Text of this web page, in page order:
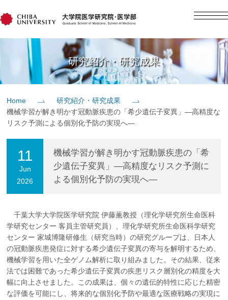
日本語
教育
入学案内
社会貢献
企業の方大学院志望の方医学部志望の方卒業生の方在学生・教員の方
お問い合わせ交通アクセス
研究紹介・研究成果
Home
研究紹介・研究成果
機械学習が解き明かす冠動脈疾患の「希少遺伝子変異」―高精度な
リスク予測による個別化予防の実現へ―
11
Jun
2026
機械学習が解き明かす冠動脈疾患の「希
少遺伝子変異」―高精度なリスク予測に
よる個別化予防の実現へ―
千葉大学大学院医学研究院 伊藤薫教授（理化学研究所生命医科
学研究センター 客員主管研究員）、理化学研究所生命医科学研究
センター 家城博隆研修生（研究当時）の研究グループは、日本人
の冠動脈疾患発症に対する希少遺伝子変異の寄与を解明するため、
機械学習を用いた全ゲノム解析に取り組みました。その結果、従来
法では困難であった希少遺伝子変異の疾患リスク層別化の精度を大
幅に向上させました。この成果は、個々の遺伝的特性に応じた精密
な評価を可能にし、将来的な個別化予防や最適な医療戦略の実現に